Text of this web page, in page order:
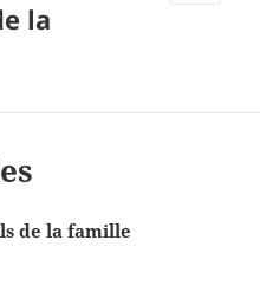
la
de la famille